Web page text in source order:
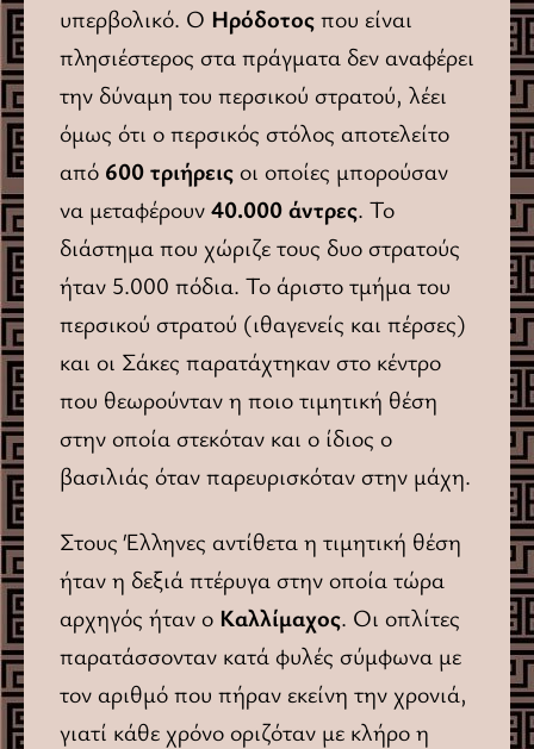
υπερβολικό. Ο Ηρόδοτοςπου είναι
πλησιέστερος στα πράγματα δεν αναφέρει
την δύναμη του περσικού στρατού, λέει
όμως ότι ο περσικός στόλος αποτελείτο
από 600 τριήρειςοι οποίες μπορούσαν
να μεταφέρουν40.000 άντρες. Το
διάστημα που χώριζε τους δυο στρατούς
ήταν 5.000 πόδια. Το άριστο τμήμα του
περσικού στρατού (ιθαγενείς και πέρσες)
και οι Σάκες παρατάχτηκαν στο κέντρο
που θεωρούνταν η ποιο τιμητική θέση
στην οποία στεκόταν και ο ίδιος ο
βασιλιάς όταν παρευρισκόταν στην μάχη.
Στους Έλληνες αντίθετα η τιμητική θέση
ήταν η δεξιά πτέρυγα στην οποία τώρα
αρχηγός ήταν ο Καλλίμαχος. Οι οπλίτες
παρατάσσονταν κατά φυλές σύμφωνα με
τον αριθμό που πήραν εκείνη την χρονιά,
γιατί κάθε χρόνο οριζόταν με κλήρο η